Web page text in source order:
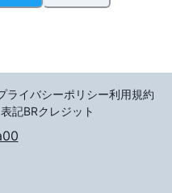
ライバシーポリシー利用規約
記BRクレジット